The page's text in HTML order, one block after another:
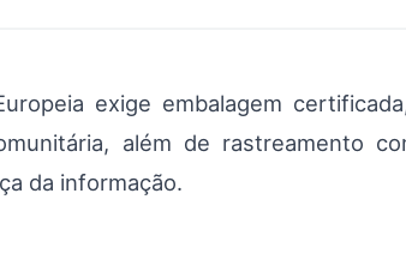
exige embalagem
além de rastreamento
da informação.